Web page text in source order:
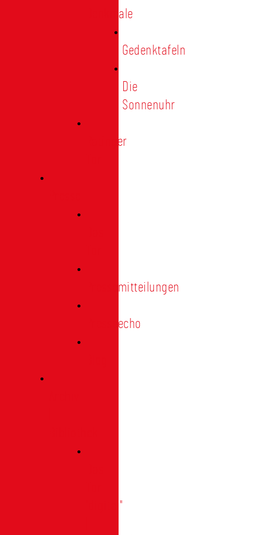
Denkmale
Gedenktafeln
Die
Sonnenuhr
Ratinger
Pressemitteilungen
Presseecho
"digital"